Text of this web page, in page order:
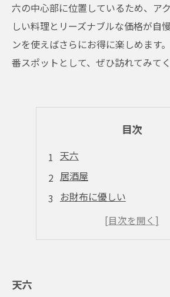
六の中心部に位置しているため、ア
しい料理とリーズナブルな価格が自
ンを使えばさらにお得に楽しめます
番スポットとして、ぜひ訪れてみて
目次
天六
居酒屋
お財布に優しい
天六の不夜城
居酒屋
天六